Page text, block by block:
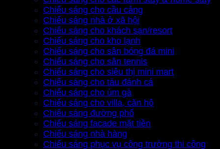
Chiếu sáng cho cầu cảng
Chiếu sáng nhà ở xã hội
Chiếu sáng cho khách sạn/resort
Chiếu sáng cho kho lạnh
Chiếu sáng cho sân bóng đá mini
Chiếu sáng cho sân tennis
Chiếu sáng cho siêu thị mini mart
Chiếu sáng cho tàu đánh cá
Chiếu sáng cho úm gà
Chiếu sáng cho villa, căn hộ
Chiếu sáng đường phố
Chiếu sáng facade mặt tiền
Chiếu sáng nhà hàng
Chiếu sáng phục vụ công trường thi công